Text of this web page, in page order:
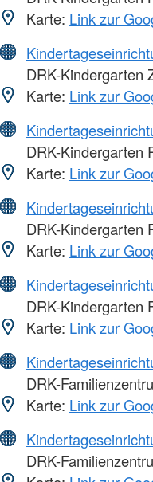
Karte: Link zur
DRK-Kindergarten
Karte: Link zur
DRK-Kindergarten
Karte: Link zur
DRK-Kindergarten
Karte: Link zur
DRK-Kindergarten
Karte: Link zur
DRK-
Karte: Link zur
DRK-